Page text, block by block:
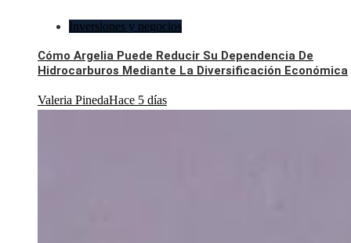
Inversiones y negocios
Cómo Argelia Puede Reducir Su Dependencia De
Hidrocarburos Mediante La Diversificación Económica
Valeria PinedaHace 5 días